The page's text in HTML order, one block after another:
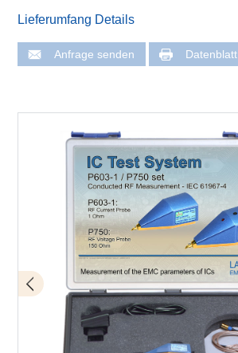
Lieferumfang Details
Anfrage senden Datenblatt
Anwendung mit P603-1